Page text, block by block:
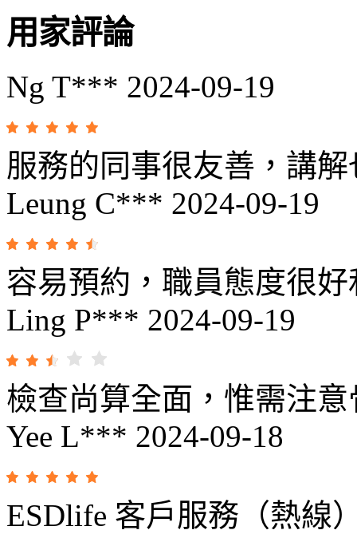
用家評論
Ng T*** 2024-09-19
服務的同事很友善，講
Leung C*** 2024-09-19
容易預約，職員態度很好
Ling P*** 2024-09-19
檢查尚算全面，惟需注
Yee L*** 2024-09-18
ESDlife 客戶服務（熱線